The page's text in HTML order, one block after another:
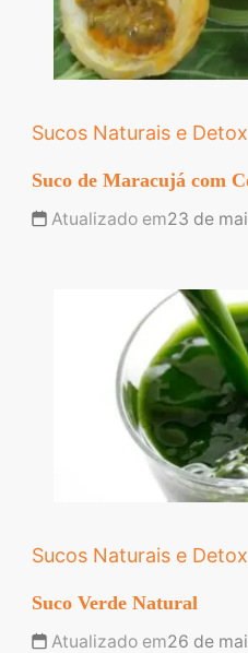
Sucos Naturais e Detox
Suco de Maracujá com
Atualizado em23 de
Sucos Naturais e Detox
Suco Verde Natural
Atualizado em26 de